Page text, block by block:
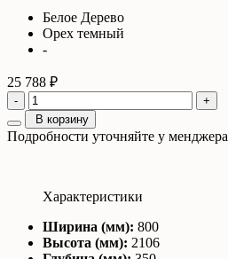
Белое Дерево
Орех темный
-
25 788 ₽
-
+
В корзину
Подробности уточняйте у менджера
Характеристики
Ширина (мм): 800
Высота (мм): 2106